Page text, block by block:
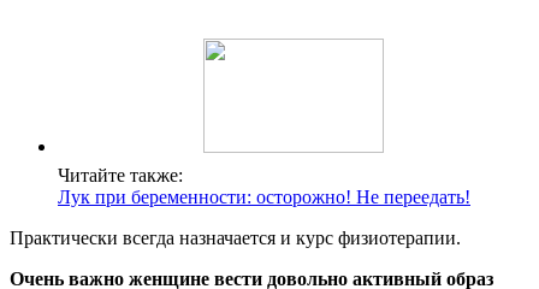
Читайте также:
Лук при беременности: осторожно! Не переедать!
Практически всегда назначается и курс физиотерапии.
Очень важно женщине вести довольно активный образ